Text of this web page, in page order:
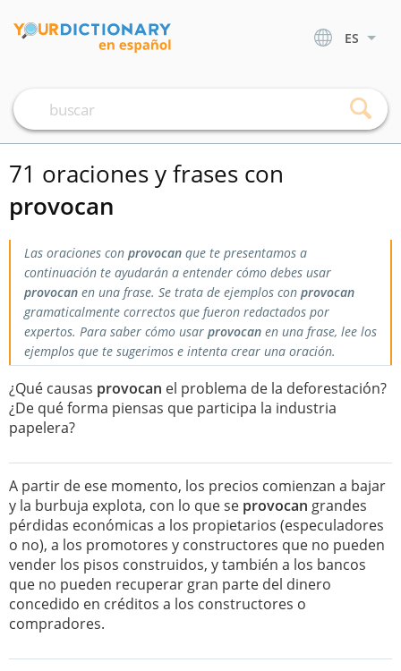
ES
71 oraciones y frases con
provocan
Las oraciones con provocan que te presentamos a
continuación te ayudarán a entender cómo debes usar
provocan en una frase. Se trata de ejemplos con provocan
gramaticalmente correctos que fueron redactados por
expertos. Para saber cómo usar provocan en una frase, lee los
ejemplos que te sugerimos e intenta crear una oración.
¿Qué causas provocan el problema de la deforestación?
¿De qué forma piensas que participa la industria
papelera?
A partir de ese momento, los precios comienzan a bajar
y la burbuja explota, con lo que se provocan grandes
pérdidas económicas a los propietarios (especuladores
o no), a los promotores y constructores que no pueden
vender los pisos construidos, y también a los bancos
que no pueden recuperar gran parte del dinero
concedido en créditos a los constructores o
compradores.